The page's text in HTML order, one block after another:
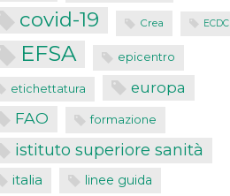
covid-19 Crea ECDC
EFSA epicentro
etichettatura europa
FAO formazione
istituto superiore sanità
italia linee guida